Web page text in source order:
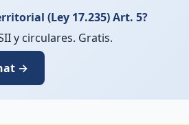
(Ley 17.235) Art. 5?
y circulares. Gratis.
→